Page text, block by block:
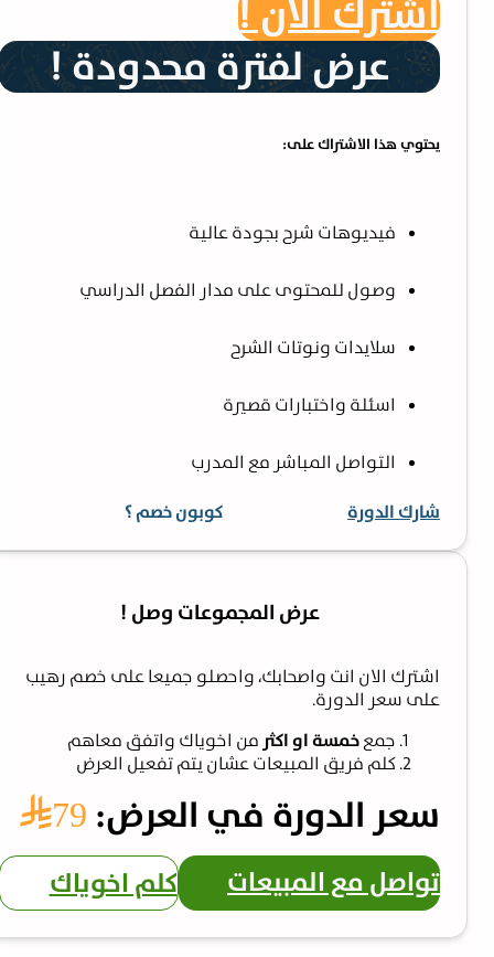
اشترك الان !
عرض لفترة محدودة !
يحتوي هذا الاشتراك على:
فيديوهات شرح بجودة عالية
وصول للمحتوى على مدار الفصل الدراسي
سلايدات ونوتات الشرح
اسئلة واختبارات قصيرة
التواصل المباشر مع المدرب
شارك الدورة كوبون خصم ؟
عرض المجموعات وصل !
اشترك الان انت واصحابك، واحصلو جميعا على خصم رهيب
على سعر الدورة.
جمعخمسة او اكثرمن اخوياك واتفق معاهم
كلم فريق المبيعات عشان يتم تفعيل العرض
سعر الدورة في العرض:79⃁
تواصل مع المبيعات كلم اخوياك